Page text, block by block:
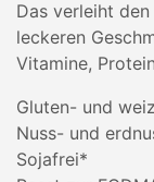
Das verleiht
leckeren
Vitamine,
Gluten- und
Nuss- und
Sojafrei*